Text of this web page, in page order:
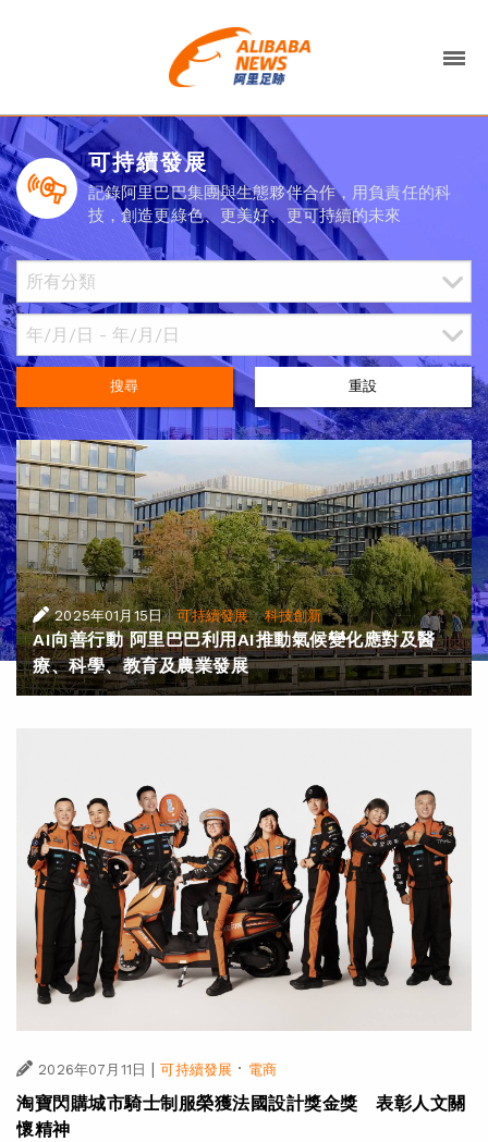
可持續發展
記錄阿里巴巴集團與生態夥伴合作，用負責任的科
技，創造更綠色、更美好、更可持續的未來
搜尋 重設
2025年01月15日 |可持續發展·科技創新
AI向善行動 阿里巴巴利用AI推動氣候變化應對及醫
療、科學、教育及農業發展
2026年07月11日 可持續發展 · 電商
淘寶閃購城市騎士制服榮獲法國設計獎金獎 表彰人文關
懷精神